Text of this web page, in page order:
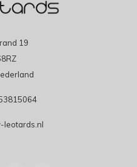
19
leotards.nl